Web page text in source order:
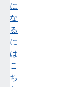
に
な
る
に
は
こ
ち